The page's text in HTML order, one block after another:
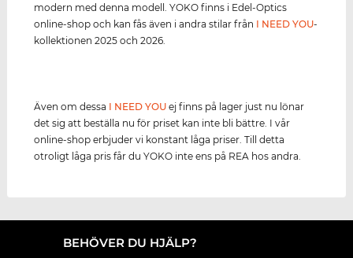
modern med denna modell. YOKO finns i Edel-Optics
online-shop och kan fås även i andra stilar från I NEED YOU-
kollektionen 2025 och 2026.
Även om dessa I NEED YOU ej finns på lager just nu lönar
det sig att beställa nu för priset kan inte bli bättre. I vår
online-shop erbjuder vi konstant låga priser. Till detta
otroligt låga pris får du YOKO inte ens på REA hos andra.
BEHÖVER DU HJÄLP?